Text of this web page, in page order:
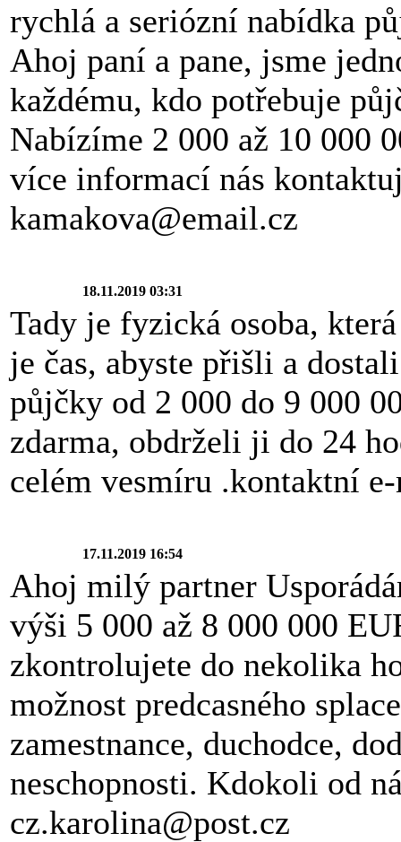
rychlá a seriózní nabídka
Ahoj paní a pane, jsme
každému, kdo potřebuje
Nabízíme 2 000 až 10 000
více informací nás
kamakova@email.cz
18.11.2019 03:31
Tady je fyzická osoba,
je čas, abyste přišli a
půjčky od 2 000 do 9 000
zdarma, obdrželi ji do 24
celém vesmíru .kontaktní
17.11.2019 16:54
Ahoj milý partner
výši 5 000 až 8 000 000
zkontrolujete do nekolika
možnost predcasného
zamestnance, duchodce,
neschopnosti. Kdokoli od
cz.karolina@post.cz